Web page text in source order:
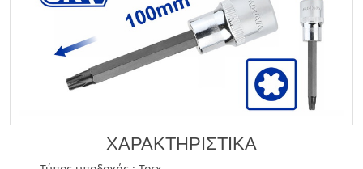
ΧΑΡΑΚΤΗΡΙΣΤΙΚΑ